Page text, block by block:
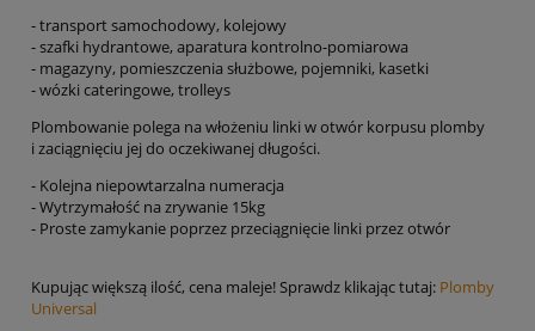
- transport samochodowy, kolejowy
- szafki hydrantowe, aparatura kontrolno-pomiarowa
- magazyny, pomieszczenia służbowe, pojemniki, kasetki
- wózki cateringowe, trolleys
Plombowanie polega na włożeniu linki w otwór korpusu plomby
i zaciągnięciu jej do oczekiwanej długości.
- Kolejna niepowtarzalna numeracja
- Wytrzymałość na zrywanie 15kg
- Proste zamykanie poprzez przeciągnięcie linki przez otwór
Kupując większą ilość, cena maleje! Sprawdz klikając tutaj: Plomby
Universal